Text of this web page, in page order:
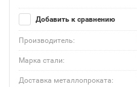
Добавить к сравнению
Производитель:
Марка стали:
Доставка металлопроката: